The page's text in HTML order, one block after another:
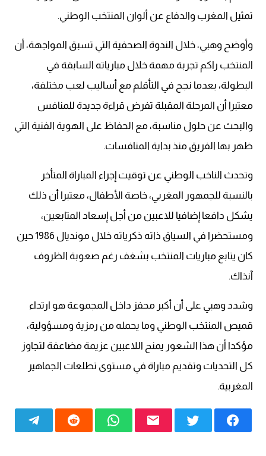
تمثيل المغرب والدفاع عن ألوان المنتخب الوطني.
وأوضح وهبي، خلال الندوة الصحفية التي تسبق المواجهة، أن
المنتخب راكم تجربة مهمة خلال مبارياته السابقة في
البطولة، بعدما نجح في التأقلم مع أساليب لعب مختلفة،
معتبرا أن المرحلة المقبلة تفرض قراءة جديدة للمنافس
والبحث عن حلول مناسبة، مع الحفاظ على الهوية الفنية التي
ظهر بها الفريق منذ بداية المنافسات.
وتحدث الناخب الوطني عن توقيت إجراء المباراة المتأخر
بالنسبة للجمهور المغربي، خاصة الأطفال، معتبرا أن ذلك
يشكل دافعا إضافيا للاعبين من أجل إسعاد المتابعين،
ومستحضرا في السياق ذاته ذكرياته خلال مونديال 1986 حين
كان يتابع مباريات المنتخب بشغف رغم صعوبة الظروف
آنذاك.
وشدد وهبي على أن أكبر محفز داخل المجموعة هو ارتداء
قميص المنتخب الوطني وما يحمله من رمزية ومسؤولية،
مؤكدا أن هذا الشعور يمنح اللاعبين عزيمة مضاعفة لتجاوز
كل التحديات وتقديم مباراة في مستوى تطلعات الجماهير
المغربية.